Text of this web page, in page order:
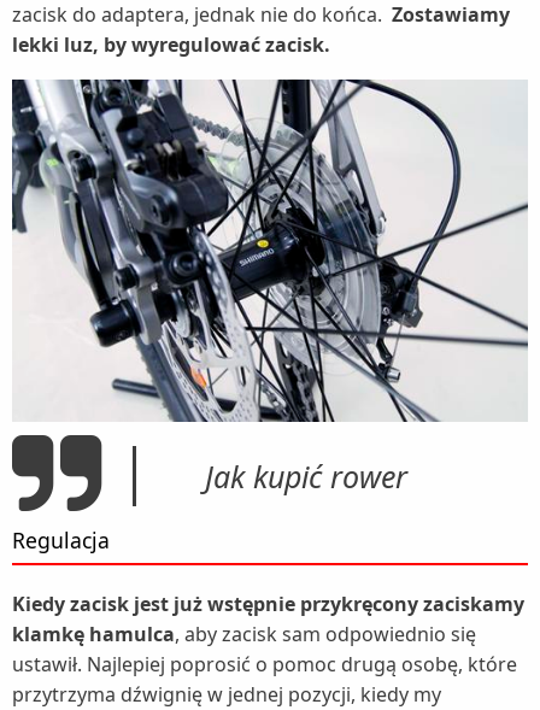
zacisk do adaptera, jednak nie do końca. Zostawiamy
lekki luz, by wyregulować zacisk.
Jak kupić rower
Regulacja
Kiedy zacisk jest już wstępnie przykręcony zaciskamy
klamkę hamulca, aby zacisk sam odpowiednio się
ustawił. Najlepiej poprosić o pomoc drugą osobę, które
przytrzyma dźwignię w jednej pozycji, kiedy my